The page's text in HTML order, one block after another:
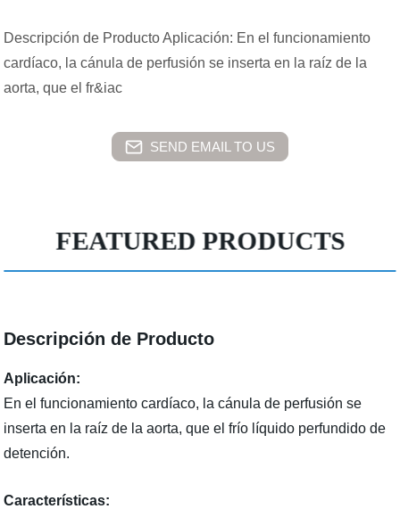
Descripción de Producto Aplicación: En el funcionamiento
cardíaco, la cánula de perfusión se inserta en la raíz de la
aorta, que el fr&iac
SEND EMAIL TO US
FEATURED PRODUCTS
Descripción de Producto
Aplicación:
En el funcionamiento cardíaco, la cánula de perfusión se
inserta en la raíz de la aorta, que el frío líquido perfundido de
detención.
Características: